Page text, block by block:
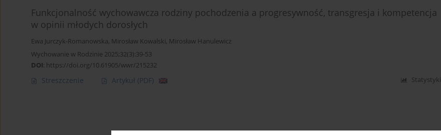
Funkcjonalność wychowawcza rodziny pochodzenia a progresywność, transgresja i kompetencja
w opinii młodych dorosłych
Ewa Jurczyk-Romanowska, Mirosław Kowalski, Mirosław Hanulewicz
Wychowanie w Rodzinie 2025;32(3):39-53
DOI: https://doi.org/10.61905/wwr/215232
Streszczenie Artykuł (PDF) Statystyki